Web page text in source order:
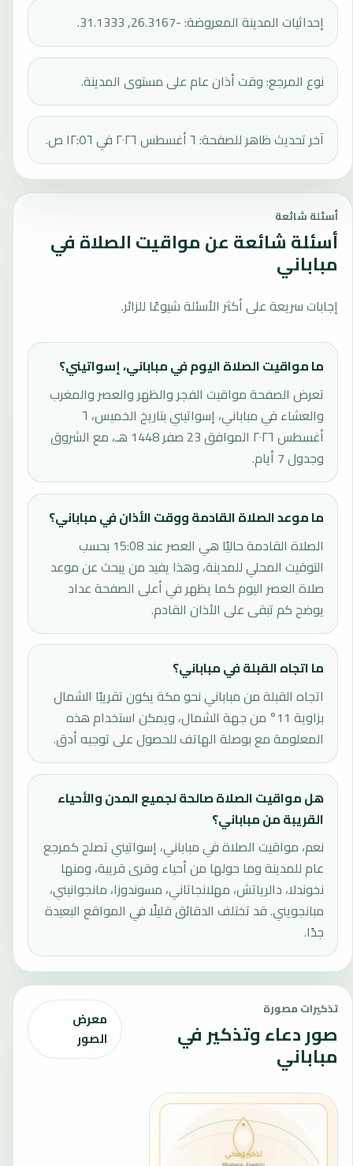
إحداثيات المدينة المعروضة: -26.3167, 31.1333.
نوع المرجع: وقت أذان عام على مستوى المدينة.
آخر تحديث ظاهر للصفحة: ٦ أغسطس ٢٠٢٦ في ١٢:٥٦ ص.
أسئلة شائعة
أسئلة شائعة عن مواقيت الصلاة في
مباباني
إجابات سريعة على أكثر الأسئلة شيوعًا للزائر.
ما مواقيت الصلاة اليوم في مباباني، إسواتيني؟
تعرض الصفحة مواقيت الفجر والظهر والعصر والمغرب
والعشاء في مباباني، إسواتيني بتاريخ الخميس، ٦
أغسطس ٢٠٢٦ الموافق 23 صفر 1448 هـ، مع الشروق
وجدول 7 أيام.
ما موعد الصلاة القادمة ووقت الأذان في مباباني؟
الصلاة القادمة حاليًا هي العصر عند 15:08 بحسب
التوقيت المحلي للمدينة، وهذا يفيد من يبحث عن موعد
صلاة العصر اليوم كما يظهر في أعلى الصفحة عداد
يوضح كم تبقى على الأذان القادم.
ما اتجاه القبلة في مباباني؟
اتجاه القبلة من مباباني نحو مكة يكون تقريبًا الشمال
بزاوية 11° من جهة الشمال، ويمكن استخدام هذه
المعلومة مع بوصلة الهاتف للحصول على توجيه أدق.
هل مواقيت الصلاة صالحة لجميع المدن والأحياء
القريبة من مباباني؟
نعم، مواقيت الصلاة في مباباني، إسواتيني تصلح كمرجع
عام للمدينة وما حولها من أحياء وقرى قريبة، ومنها
نخوندلا، دالرياتش، مهلانجاتاني، مسوندوزا، مانجوانيني،
مبانجويني. قد تختلف الدقائق قليلًا في المواقع البعيدة
جدًا.
تذكيرات مصورة
صور دعاء وتذكير في
مباباني
معرض
الصور